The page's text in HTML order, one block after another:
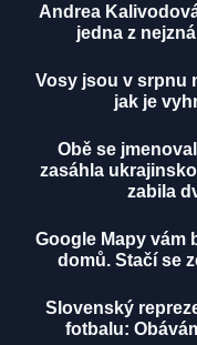
Andrea
jedna z
Vosy jsou v srpnu
jak je
Obě se
zasáhla
zabila
Google Mapy vám
domů. Stačí se
Slovenský
fotbalu: